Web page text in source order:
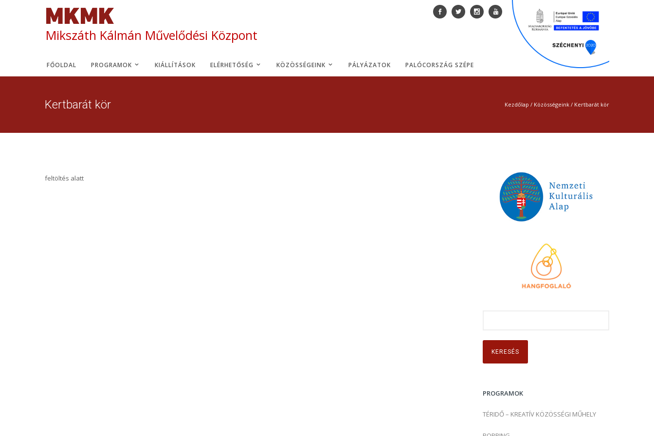
Mikszáth Kálmán Művelődési Központ
FŐOLDAL PROGRAMOK KIÁLLÍTÁSOK ELÉRHETŐSÉG KÖZÖSSÉGEINK PÁLYÁZATOK PALÓCORSZÁG SZÉPE
Kertbarát kör Kezdőlap / Közösségeink / Kertbarát kör
feltöltés alatt
r
s
:PROGRAMOK
TÉRIDŐ – KREATÍV KÖZÖSSÉGI MŰHELY